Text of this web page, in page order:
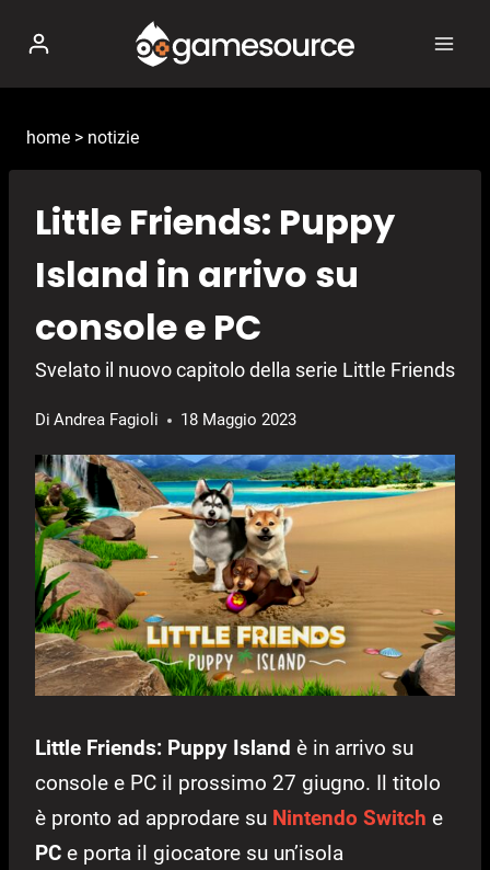
contenuto
home > notizie
Little Friends: Puppy
Island in arrivo su
console e PC
Svelato il nuovo capitolo della serie Little Friends
Di Andrea Fagioli 18 Maggio 2023
Little Friends: Puppy Island è in arrivo su
console e PC il prossimo 27 giugno. Il titolo
è pronto ad approdare su Nintendo Switch e
PC e porta il giocatore su un’isola